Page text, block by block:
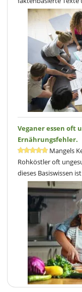
Veganer essen oft
Ernährungsfehler.
Mangels
Rohköstler oft
dieses Basiswissen